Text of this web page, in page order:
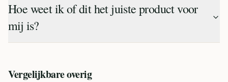
Hoe weet ik of dit het juiste product voor
mij is?
Vergelijkbareoverig